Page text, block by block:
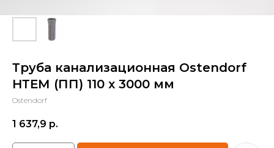
Труба канализационная Ostendorf
НТЕМ (ПП) 110 x 3000 мм
Ostendorf
1 637,9 р.